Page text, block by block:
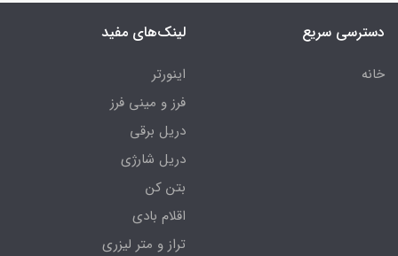
دسترسی سریع
خانه
لینک‌های مفید
اینورتر
فرز و مینی فرز
دریل برقی
دریل شارژی
بتن کن
اقلام بادی
تراز و متر لیزری